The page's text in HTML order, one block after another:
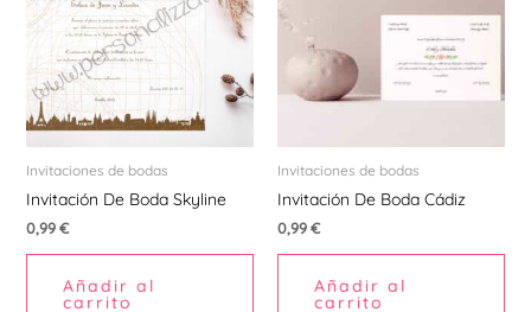
Invitaciones de bodas
Invitación De Boda Skyline
0,99€
Añadir al
carrito
Invitaciones de bodas
Invitación De Boda Cádiz
0,99€
Añadir al
carrito